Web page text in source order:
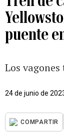
puente
Los
24 de junio de
COMPARTIR